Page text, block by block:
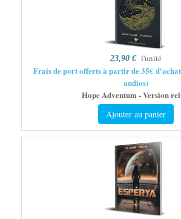
23,90 € l'unité
Frais de port offerts à partir de 35€
audios)
Hope Adventum - Version
Ajouter au panier